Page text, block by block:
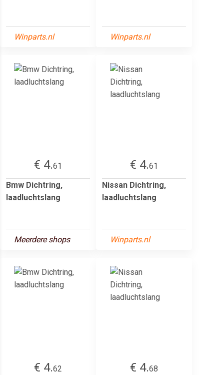
Winparts.nl Winparts.nl
€ 4.61
Bmw Dichtring,
laadluchtslang
Meerdere shops
€ 4.61
Nissan Dichtring,
laadluchtslang
Winparts.nl
€ 4.62
€ 4.68